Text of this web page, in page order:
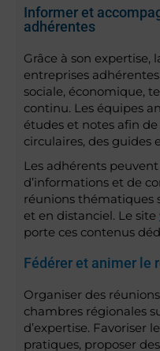
Informer et
adhérentes
Grâce à son expertise,
entreprises
sociale, économique,
continu. Les équipes
études et notes afin
circulaires, des guides
Les adhérents
d’informations et de
réunions thématiques
et en distanciel. Le site
porte ces contenus
Fédérer et animer le
Organiser des
chambres régionales
d’expertise. Favoriser
pratiques, proposer